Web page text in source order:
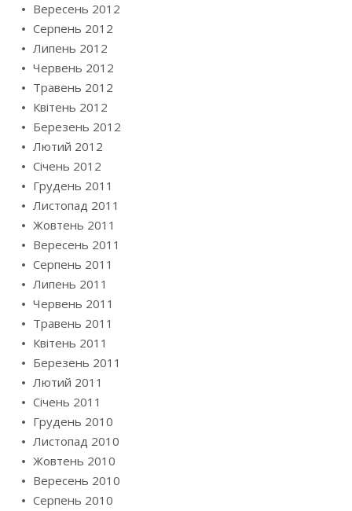
Вересень 2012
Серпень 2012
Липень 2012
Червень 2012
Травень 2012
Квітень 2012
Березень 2012
Лютий 2012
Січень 2012
Грудень 2011
Листопад 2011
Жовтень 2011
Вересень 2011
Серпень 2011
Липень 2011
Червень 2011
Травень 2011
Квітень 2011
Березень 2011
Лютий 2011
Січень 2011
Грудень 2010
Листопад 2010
Жовтень 2010
Вересень 2010
Серпень 2010